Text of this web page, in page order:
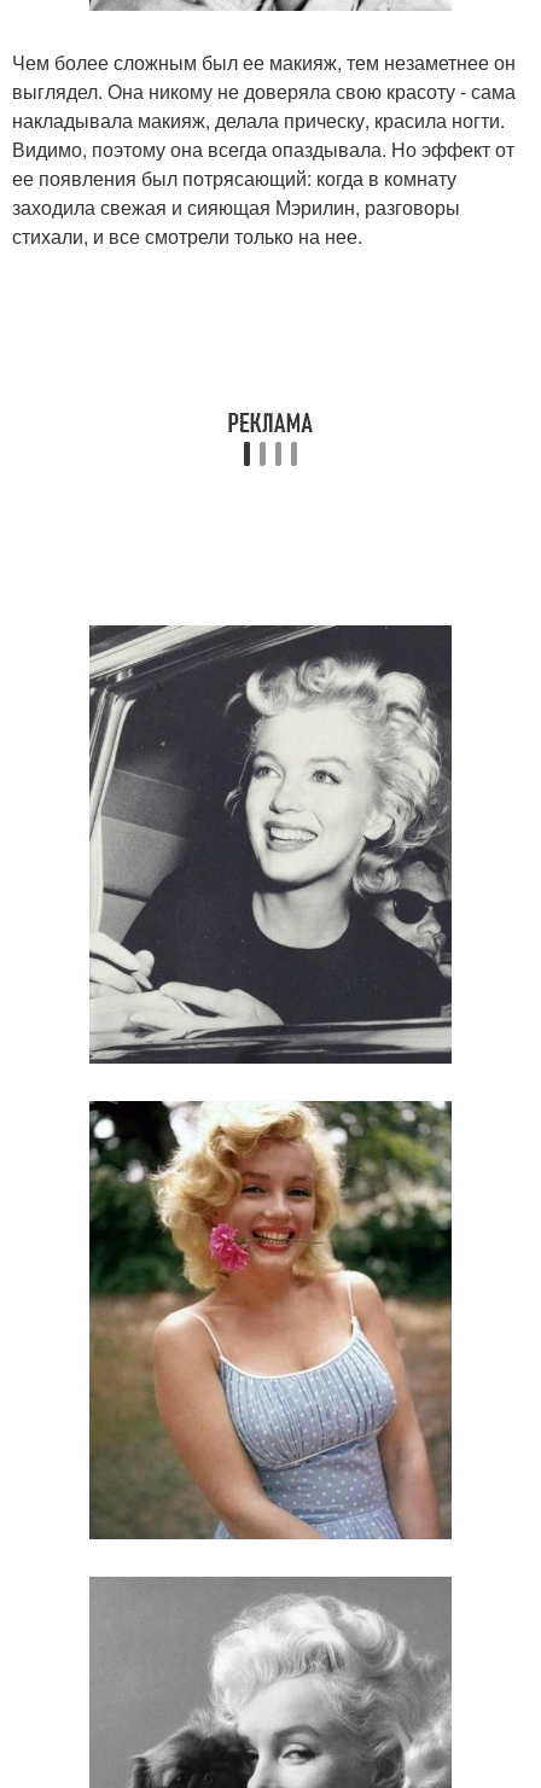
Чем более сложным был ее макияж, тем незаметнее он
выглядел. Она никому не доверяла свою красоту - сама
накладывала макияж, делала прическу, красила ногти.
Видимо, поэтому она всегда опаздывала. Но эффект от
ее появления был потрясающий: когда в комнату
заходила свежая и сияющая Мэрилин, разговоры
стихали, и все смотрели только на нее.